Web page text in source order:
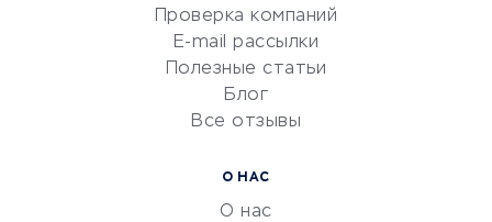
Сетевой маркетинг
УСЛУГИ ДЛЯ БИЗНЕСА
Проверка компаний
E-mail рассылки
Полезные статьи
Блог
Все отзывы
О НАС
О нас